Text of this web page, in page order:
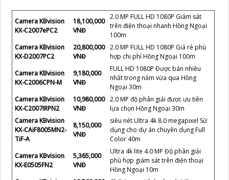
Camera KBvision
KX-C2007ePC2
18,100,000
VNĐ
2.0 MP FULL HD 1080P Giám sát
trên điện thoại nhanh Hồng Ngoại
100m
Camera KBvision
KX-D2007PC2
20,800,000
VNĐ
2.0 MP FULL HD 1080P Giá rẻ phù
hợp chi phí Hồng Ngoại 100m
Camera KBvision
KX-C2006CPN-M
9,180,000
VNĐ
FULL HD 1080P Được bán nhiều
nhất trong năm vừa qua Hồng
Ngoại 30m
Camera KBvision
KX-C2007IRPN2
10,980,000
VNĐ
2.0 MP độ phân giải được ưu tiên
lựa chọn Hồng Ngoại 30m
Camera KBvision
KX-CAiF8005MN2-
TiF-A
8,150,000
VNĐ
siêu nét Ultra 4k 8.0 megapixel Sử
dụng cho dự án chuyên dụng Full
Color 40m
Camera KBvision
KX-E0505FN2
5,365,000
VNĐ
Ultra 4k lite 4.0 MP Độ phân giải
phù hợp giám sát trên điện thoại
Hồng Ngoại 10m